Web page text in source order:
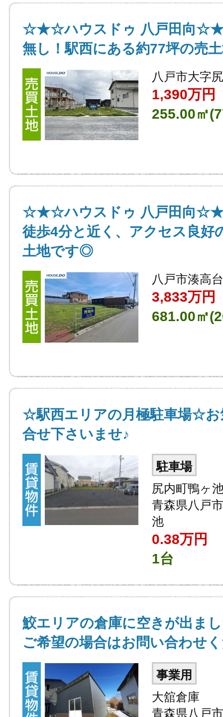
☆★☆ハウスドゥ 八戸田向
無し！駅西にある約77坪の売
八戸市大字
1,390万円
255.00㎡
☆★☆ハウスドゥ 八戸田向
徒歩4分と近く、アクセス良好
土地です◎
八戸市湊高
3,833万円
681.00㎡
☆駅西エリアの月極駐車場☆お
合せ下さいませ♪
駐車場
尻内町鴨ヶ
青森県八戸
池
0.38万円
1台
鮫エリアの倉庫に空きが出ま
ご希望の場合はお問い合わせ
事業用
大舘倉庫
青森県八戸